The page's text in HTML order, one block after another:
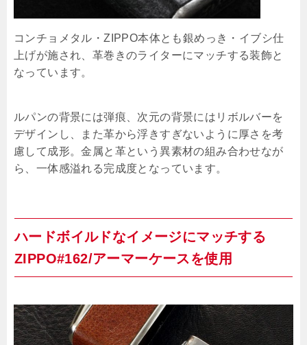
コンチョメタル・ZIPPO本体とも銀めっき・イブシ仕
上げが施され、革巻きのライターにマッチする装飾と
なっています。
ルパンの背景には弾痕、次元の背景にはリボルバーを
デザインし、また革から浮きすぎないように厚さを考
慮して成形。金属と革という異素材の組み合わせなが
ら、一体感溢れる完成度となっています。
ハードボイルドなイメージにマッチする
ZIPPO#162/アーマーケースを使用